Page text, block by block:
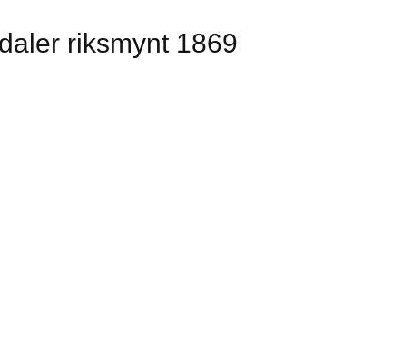
riksmynt 1869